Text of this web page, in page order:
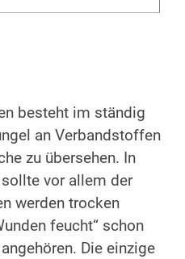
besteht im ständig
an Verbandstoffen
zu übersehen. In
vor allem der
werden trocken
feucht“ schon
Die einzige